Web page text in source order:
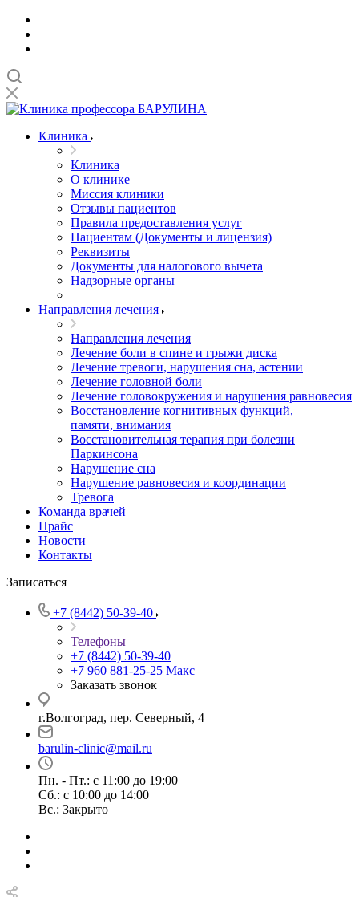
Клиника
Клиника
О клинике
Миссия клиники
Отзывы пациентов
Правила предоставления услуг
Пациентам (Документы и лицензия)
Реквизиты
Документы для налогового вычета
Надзорные органы
Направления лечения
Направления лечения
Лечение боли в спине и грыжи диска
Лечение тревоги, нарушения сна, астении
Лечение головной боли
Лечение головокружения и нарушения равновесия
Восстановление когнитивных функций,
памяти, внимания
Восстановительная терапия при болезни
Паркинсона
Нарушение сна
Нарушение равновесия и координации
Тревога
Команда врачей
Прайс
Новости
Контакты
Записаться
+7 (8442) 50-39-40
Телефоны
+7 (8442) 50-39-40
+7 960 881-25-25 Макс
Заказать звонок
г.Волгоград, пер. Северный, 4
barulin-clinic@mail.ru
Пн. - Пт.: с 11:00 до 19:00
Сб.: с 10:00 до 14:00
Вс.: Закрыто